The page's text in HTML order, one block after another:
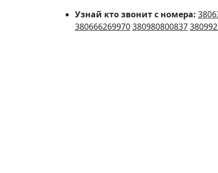
Узнай кто звонит с номера:
380666269970380980800837